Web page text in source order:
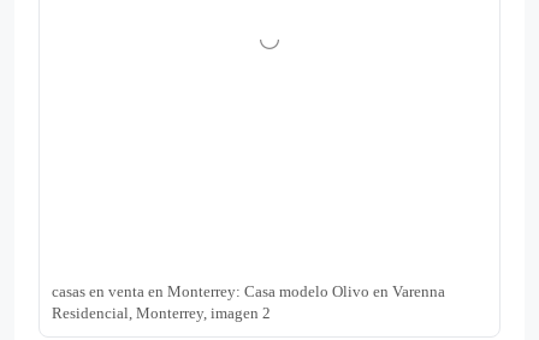
casas en venta en Monterrey: Casa modelo Olivo en Varenna
Residencial, Monterrey, imagen 2